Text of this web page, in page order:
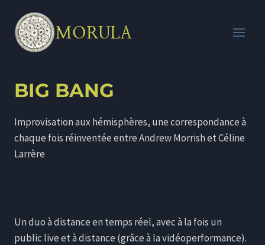
contenu
MORULA
BIG BANG
Improvisation aux hémisphères, une correspondance à
chaque fois réinventée entre Andrew Morrish et Céline
Larrère
Un duo à distance en temps réel, avec à la fois un
public live et à distance (grâce à la vidéoperformance).